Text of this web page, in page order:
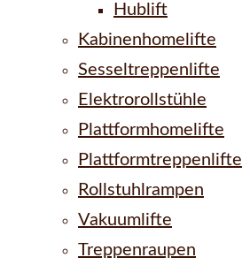
Hublift
Kabinenhomelifte
Sesseltreppenlifte
Elektrorollstühle
Plattformhomelifte
Plattformtreppenlifte
Rollstuhlrampen
Vakuumlifte
Treppenraupen